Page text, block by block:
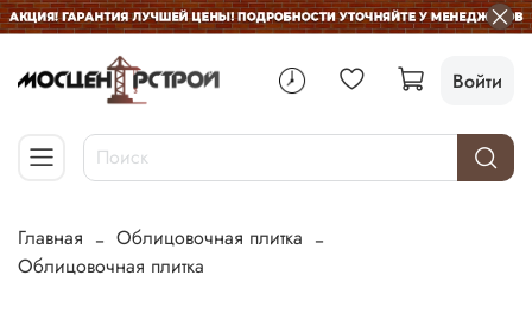
Войти
Главная
Облицовочная плитка
Облицовочная плитка